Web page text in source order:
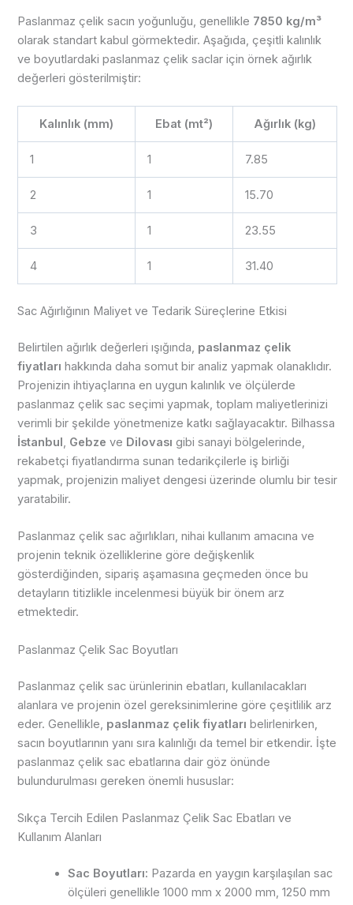
Paslanmaz çelik sacın yoğunluğu, genellikle 7850 kg/m³
olarak standart kabul görmektedir. Aşağıda, çeşitli kalınlık
ve boyutlardaki paslanmaz çelik saclar için örnek ağırlık
değerleri gösterilmiştir:
Kalınlık (mm) Ebat (mt²) Ağırlık (kg)
1 1 7.85
2 1 15.70
3 1 23.55
4 1 31.40
Sac Ağırlığının Maliyet ve Tedarik Süreçlerine Etkisi
Belirtilen ağırlık değerleri ışığında, paslanmaz çelik
fiyatları hakkında daha somut bir analiz yapmak olanaklıdır.
Projenizin ihtiyaçlarına en uygun kalınlık ve ölçülerde
paslanmaz çelik sac seçimi yapmak, toplam maliyetlerinizi
verimli bir şekilde yönetmenize katkı sağlayacaktır. Bilhassa
İstanbul, Gebze ve Dilovası gibi sanayi bölgelerinde,
rekabetçi fiyatlandırma sunan tedarikçilerle iş birliği
yapmak, projenizin maliyet dengesi üzerinde olumlu bir tesir
yaratabilir.
Paslanmaz çelik sac ağırlıkları, nihai kullanım amacına ve
projenin teknik özelliklerine göre değişkenlik
gösterdiğinden, sipariş aşamasına geçmeden önce bu
detayların titizlikle incelenmesi büyük bir önem arz
etmektedir.
Paslanmaz Çelik Sac Boyutları
Paslanmaz çelik sac ürünlerinin ebatları, kullanılacakları
alanlara ve projenin özel gereksinimlerine göre çeşitlilik arz
eder. Genellikle, paslanmaz çelik fiyatları belirlenirken,
sacın boyutlarının yanı sıra kalınlığı da temel bir etkendir. İşte
paslanmaz çelik sac ebatlarına dair göz önünde
bulundurulması gereken önemli hususlar:
Sıkça Tercih Edilen Paslanmaz Çelik Sac Ebatları ve
Kullanım Alanları
Sac Boyutları: Pazarda en yaygın karşılaşılan sac
ölçüleri genellikle 1000 mm x 2000 mm, 1250 mm